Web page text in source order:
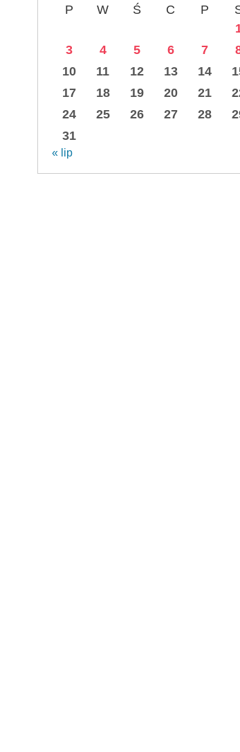
P W Ś C P
3
4 5 6 7
10
11 12 13 14
17
18 19 20 21
24
25 26 27 28
31
« lip